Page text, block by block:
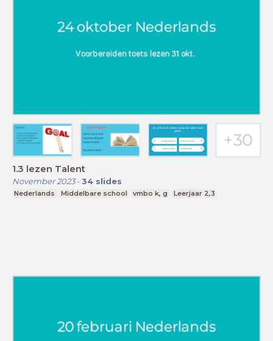
1.3 lezen Talent
November 2023- 34 slides
Nederlands Middelbare school vmbo k, g Leerjaar 2,3